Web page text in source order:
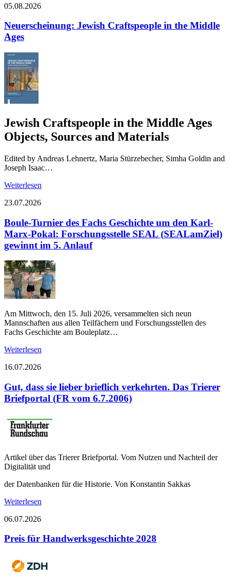
05.08.2026
Neuerscheinung: Jewish Craftspeople in the Middle
Ages
Jewish Craftspeople in the Middle Ages
Objects, Sources and Materials
Edited by Andreas Lehnertz, Maria Stürzebecher, Simha Goldin and
Joseph Isaac…
Weiterlesen
23.07.2026
Boule-Turnier des Fachs Geschichte um den Karl-
Marx-Pokal: Forschungsstelle SEAL (SEALamZiel)
gewinnt im 5. Anlauf
Am Mittwoch, den 15. Juli 2026, versammelten sich neun
Mannschaften aus allen Teilfächern und Forschungsstellen des
Fachs Geschichte am Bouleplatz…
Weiterlesen
16.07.2026
Gut, dass sie lieber brieflich verkehrten. Das Trierer
Briefportal (FR vom 6.7.2006)
Artikel über das Trierer Briefportal. Vom Nutzen und Nachteil der
Digitalität und
der Datenbanken für die Historie. Von Konstantin Sakkas
Weiterlesen
06.07.2026
Preis für Handwerksgeschichte 2028